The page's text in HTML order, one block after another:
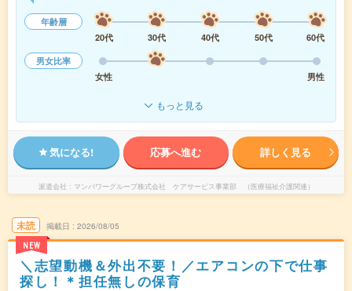
年齢層
20代
30代 40代 50代
60代
男女比率
女性
男性
もっと見る
気になる! 応募へ進む 詳しく見る
派遣会社 マンパワーグループ株式会社 ケアサービス事業部 （医療福祉介護関連）
未読
NEW
掲載日 2026/08/05
＼志望動機＆外出不要！／エアコンの下で仕事
探し！＊担任無しの保育